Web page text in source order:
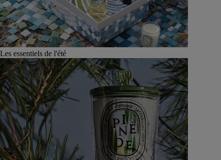
Les essentiels de l'été